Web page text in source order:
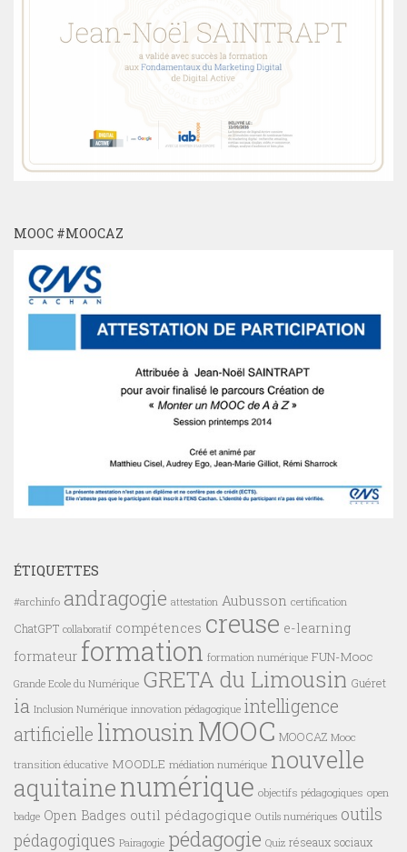
MOOC #MOOCAZ
ÉTIQUETTES
#archinfo andragogie attestation Aubusson certification
ChatGPT collaboratif compétences creuse e-learning
formateur formation formation numérique FUN-Mooc
Grande Ecole du Numérique GRETA du Limousin Guéret
ia Inclusion Numérique innovation pédagogique intelligence
artificielle limousin MOOC MOOCAZ Mooc
transition éducative MOODLE médiation numérique nouvelle
aquitainenumérique objectifs pédagogiques open
badge Open Badges outil pédagogique Outils numériques outils
pédagogiques Pairagogie pédagogie Quiz réseaux sociaux